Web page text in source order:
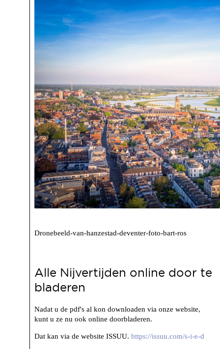
Dronebeeld-van-hanzestad-deventer-foto-bart-ros
Alle Nijvertijden online door te
bladeren
Nadat u de pdf's al kon downloaden via onze website,
kunt u ze nu ook online doorbladeren.
Dat kan via de website ISSUU. https://issuu.com/s-i-e-d